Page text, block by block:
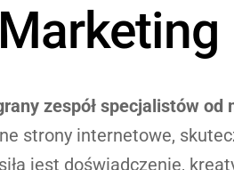
zespół specjalistów od
strony internetowe,
jest doświadczenie,